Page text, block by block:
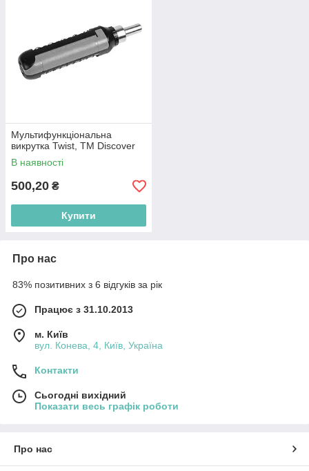
Мультифункціональна
викрутка Twist, TM Discover
В наявності
500,20 ₴
Купити
Про нас
83% позитивних з 6 відгуків за рік
Працює з 31.10.2013
м. Київ
вул. Конева, 4, Київ, Україна
Контакти
Сьогодні вихідний
Показати весь графік роботи
Про нас